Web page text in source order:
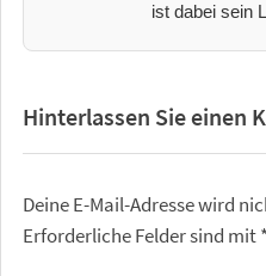
ist dabei sein
Hinterlassen Sie einen
Deine E-Mail-Adresse wird
Erforderliche Felder sind mit*